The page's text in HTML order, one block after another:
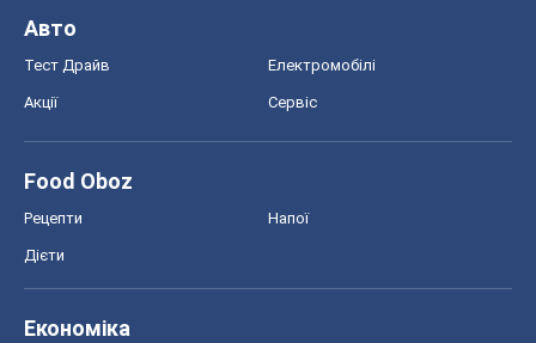
Авто
Тест Драйв Електромобілі
Акції Сервіс
Food Oboz
Рецепти Напої
Дієти
Економіка